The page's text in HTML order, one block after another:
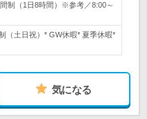
制（1日8時間）※参考／8:00～
（土日祝）* GW休暇* 夏季休暇*
気になる